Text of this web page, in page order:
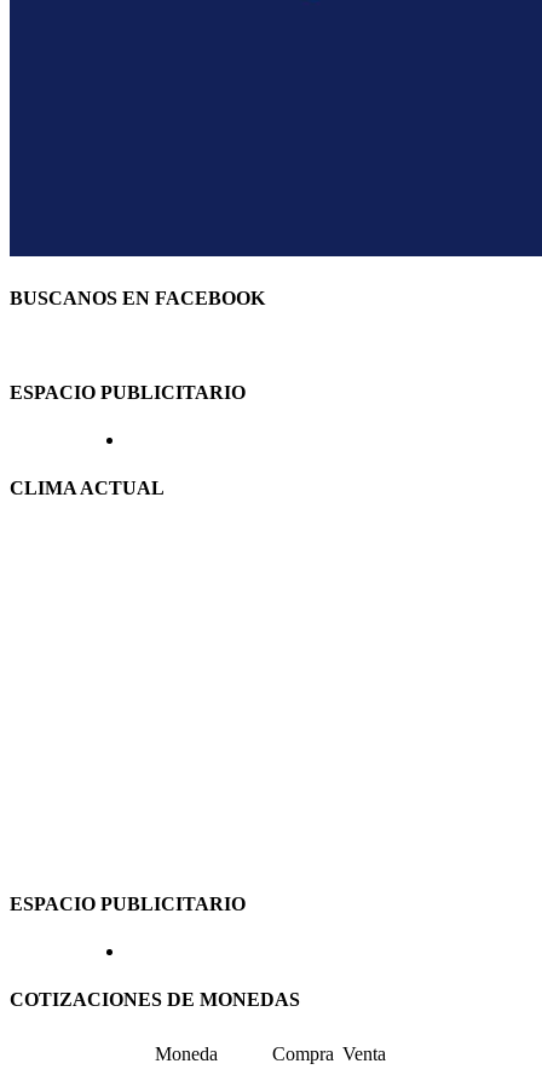
BUSCANOS EN FACEBOOK
ESPACIO PUBLICITARIO
CLIMA ACTUAL
ESPACIO PUBLICITARIO
COTIZACIONES DE MONEDAS
Moneda Compra Venta